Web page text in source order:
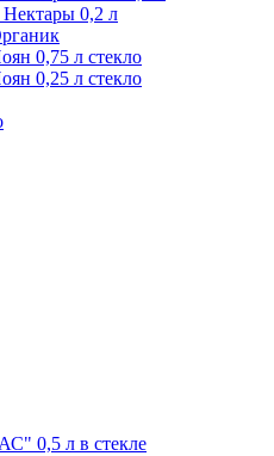
0,2 л
0,75 л стекло
0,25 л стекло
0,5 л в стекле